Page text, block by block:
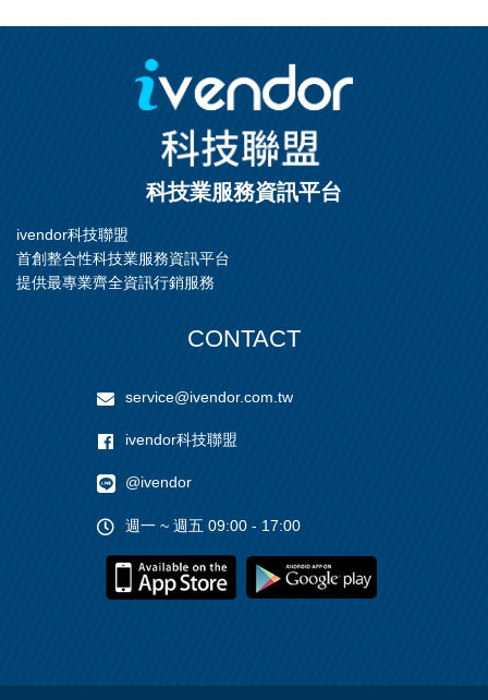
科技業服務資訊平台
ivendor科技聯盟
首創整合性科技業服務資訊平台
提供最專業齊全資訊行銷服務
CONTACT
service@ivendor.com.tw
ivendor科技聯盟
@ivendor
週一 ~ 週五 09:00 - 17:00